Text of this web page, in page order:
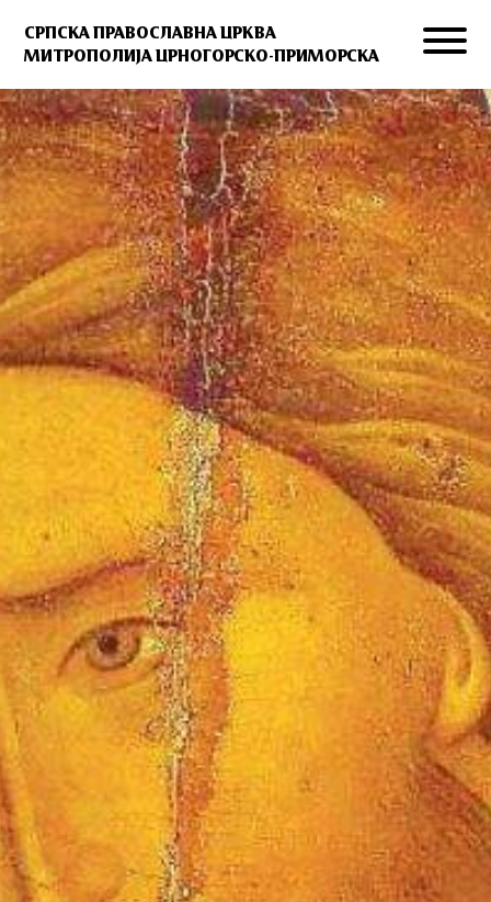
СРПСКА ПРАВОСЛАВНА ЦРКВА
МИТРОПОЛИЈА ЦРНОГОРСКО-ПРИМОРСКА